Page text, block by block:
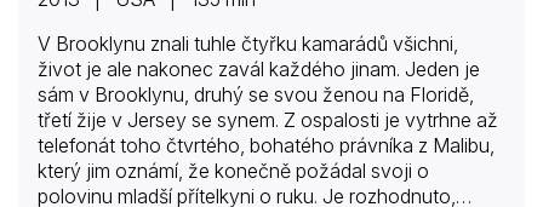
V Brooklynu znali tuhle čtyřku kamarádů všichni,
život je ale nakonec zavál každého jinam. Jeden je
sám v Brooklynu, druhý se svou ženou na Floridě,
třetí žije v Jersey se synem. Z ospalosti je vytrhne až
telefonát toho čtvrtého, bohatého právníka z Malibu,
který jim oznámí, že konečně požádal svoji o
polovinu mladší přítelkyni o ruku. Je rozhodnuto,